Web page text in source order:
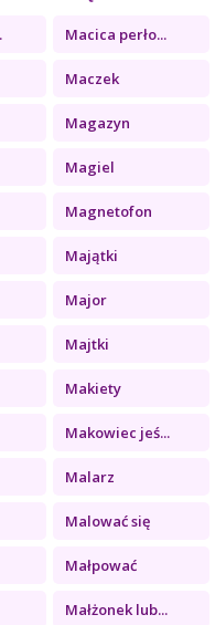
Macica perło...
Maczek
Magazyn
Magiel
Magnetofon
Majątki
Major
Majtki
Makiety
Makowiec jeś...
Malarz
Malować się
Małpować
Małżonek lub...